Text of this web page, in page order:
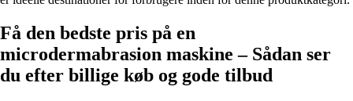
Få den bedste pris på en
microdermabrasion maskine – Sådan ser
du efter billige køb og gode tilbud